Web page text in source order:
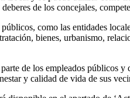
de los concejales,
como las entidades
bienes, urbanismo,
de los empleados públicos
y calidad de vida de sus